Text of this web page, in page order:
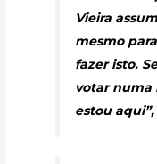
Vieira
mesmo
fazer isto.
votar numa
estou